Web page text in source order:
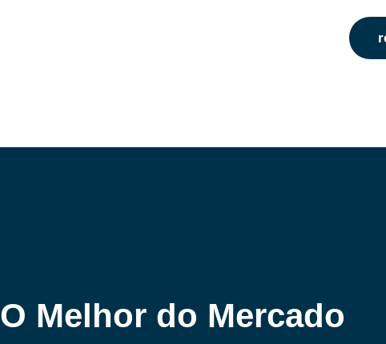
O Melhor do Mercado